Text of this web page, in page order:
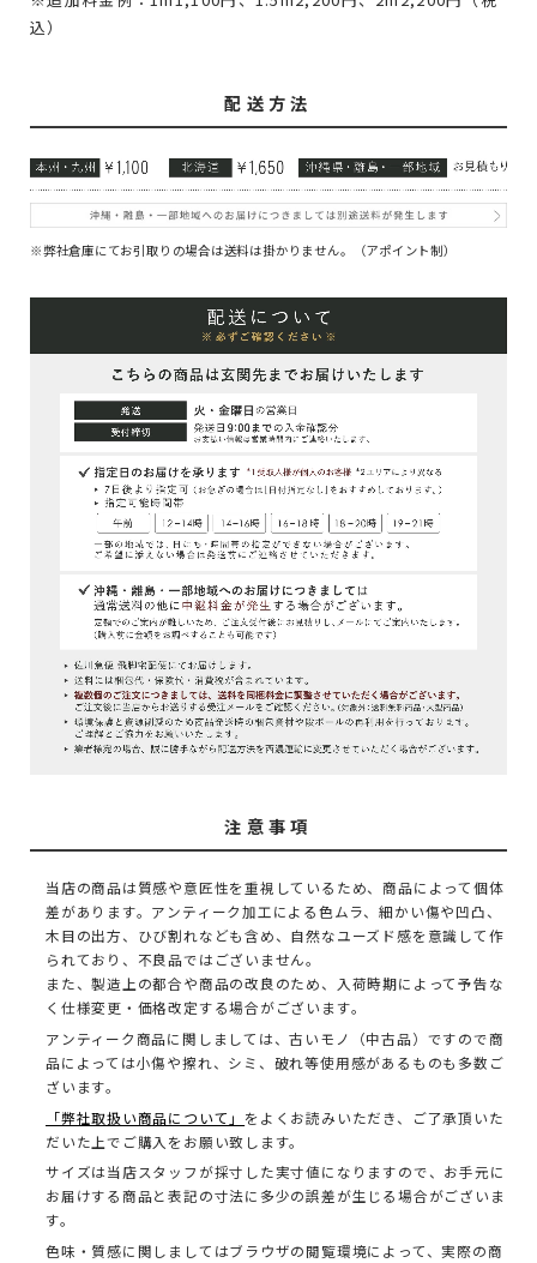
込）
配送方法
※弊社倉庫にてお引取りの場合は送料は掛かりません。（アポイント制）
注意事項
当店の商品は質感や意匠性を重視しているため、商品によって個体
差があります。アンティーク加工による色ムラ、細かい傷や凹凸、
木目の出方、ひび割れなども含め、自然なユーズド感を意識して作
られており、不良品ではございません。
また、製造上の都合や商品の改良のため、入荷時期によって予告な
く仕様変更・価格改定する場合がございます。
アンティーク商品に関しましては、古いモノ（中古品）ですので商
品によっては小傷や擦れ、シミ、破れ等使用感があるものも多数ご
ざいます。
「弊社取扱い商品について」 をよくお読みいただき、ご了承頂いた
だいた上でご購入をお願い致します。
サイズは当店スタッフが採寸した実寸値になりますので、お手元に
お届けする商品と表記の寸法に多少の誤差が生じる場合がございま
す。
色味・質感に関しましてはブラウザの閲覧環境によって、実際の商